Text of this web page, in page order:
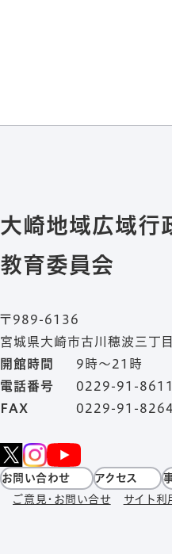
大崎地域広域行
教育委員会
〒989-6136
宮城県大崎市古川穂波三丁
開館時間
9時～21時
電話番号
0229-91-8611
FAX
0229-91-8264
お問い合わせ アクセス
ご意見・お問い合せ
サイト利